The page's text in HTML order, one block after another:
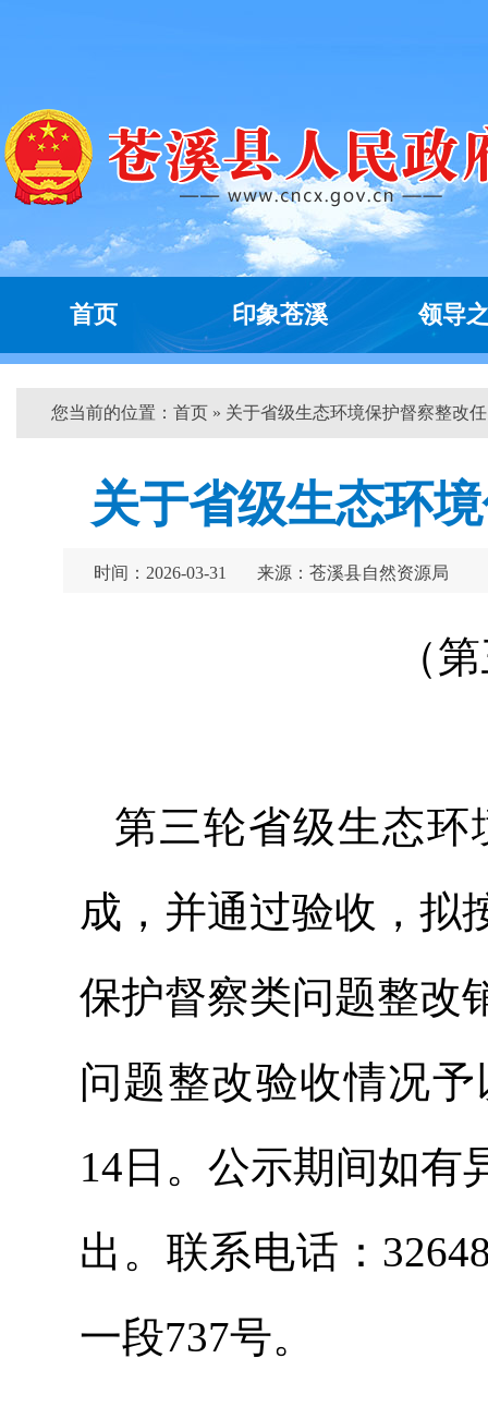
首页 印象苍溪 领导
您当前的位置： 首页 » 关于省级生态环境保护督察整改
关于省级生态环
时间：2026-03-31 来源：苍溪县自然资源局
（
第三轮省级生态
成，并通过验收，拟
保护督察类问题整改
问题整改验收情况
14日。公示期间如有
出。联系电话：
一段737号。